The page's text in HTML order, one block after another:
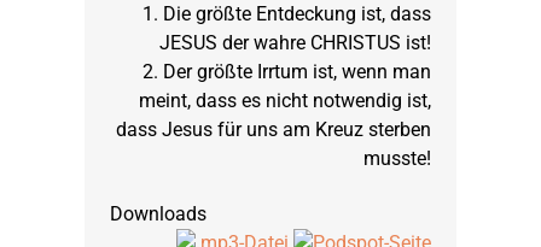
März 2000: Markus,
1. Die größte Entdeckung ist, dass
JESUS der wahre CHRISTUS ist!
2. Der größte Irrtum ist, wenn man
meint, dass es nicht notwendig ist,
dass Jesus für uns am Kreuz sterben
musste!